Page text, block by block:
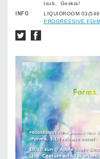
tsub、Geskia!
INFO
LIQUIDROOM
PROGRESSIVE FOrM